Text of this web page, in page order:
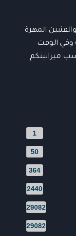
المهرة
وفي الوقت
ميزانيتكم
1
50
364
2440
29082
29082